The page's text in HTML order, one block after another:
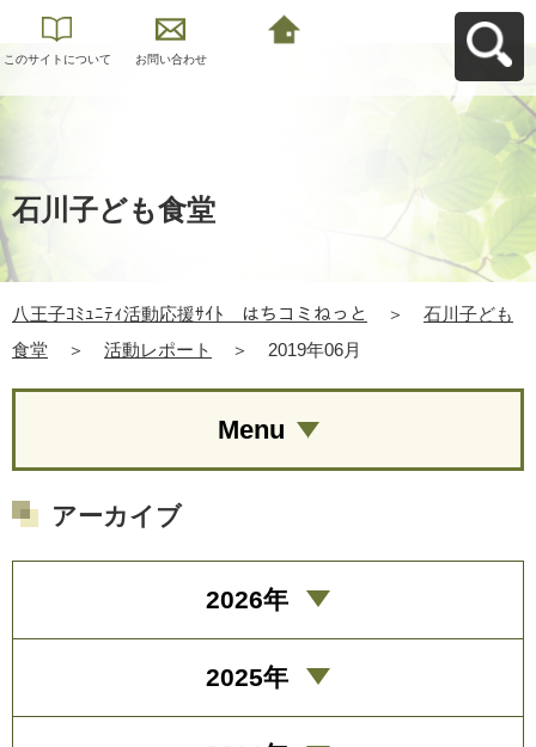
このサイトについて お問い合わせ
石川子ども食堂
八王子ｺﾐｭﾆﾃｨ活動応援ｻｲﾄ はちコミねっと ＞
石川子ども
食堂
＞ 活動レポート ＞ 2019年06月
Menu
アーカイブ
2026年
2025年